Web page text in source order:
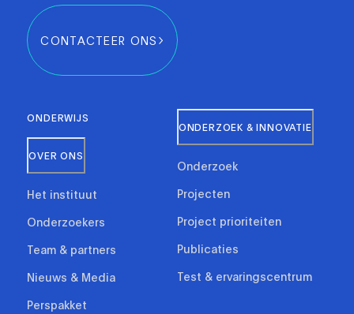
CONTACTEER ONS
ONDERWIJS
OVER ONS
Het instituut
Onderzoekers
Team & partners
Nieuws & Media
Perspakket
ONDERZOEK & INNOVATIE
Onderzoek
Projecten
Project prioriteiten
Publicaties
Test & ervaringscentrum